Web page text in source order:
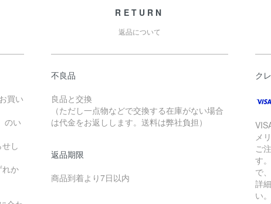
買い
のい
し
れか
RETURN
返品について
不良品
良品と交換
（ただし一点物などで交換する在庫がない場合
は代金をお返しします。送料は弊社負担）
返品期限
商品到着より7日以内
ク
メ
ご
す
で
詳
い。